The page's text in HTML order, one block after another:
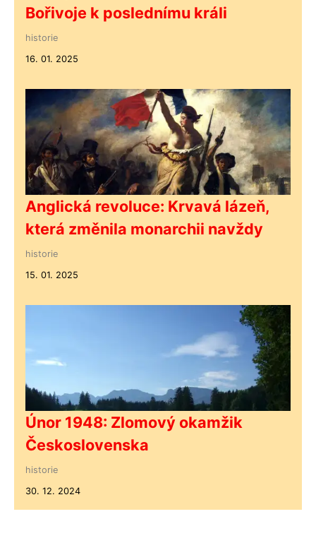
Bořivoje k poslednímu králi
historie
16. 01. 2025
Anglická revoluce: Krvavá lázeň,
která změnila monarchii navždy
historie
15. 01. 2025
Únor 1948: Zlomový okamžik
Československa
historie
30. 12. 2024